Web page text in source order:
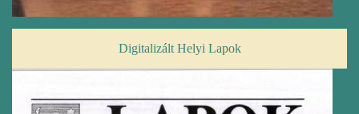
Digitalizált Helyi Lapok